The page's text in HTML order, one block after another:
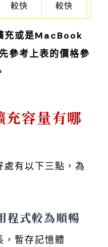
較快 較快
或是MacBook
參考上表的價格參
容量有哪
有以下三點，為
程式較為順暢
暫存記憶體